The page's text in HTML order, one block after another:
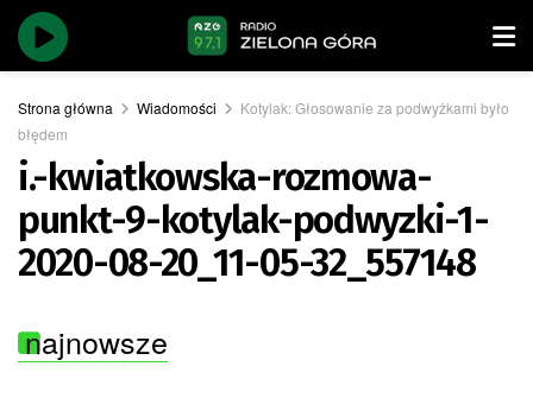
Strona główna Wiadomości
Kotylak: Głosowanie za podwyżkami było
błędem
i.-kwiatkowska-rozmowa-
punkt-9-kotylak-podwyzki-1-
2020-08-20_11-05-32_557148
najnowsze